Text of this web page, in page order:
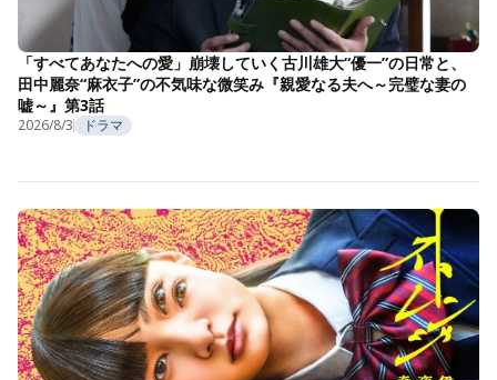
「すべてあなたへの愛」崩壊していく古川雄大“優一”の日常と、
田中麗奈“麻衣子”の不気味な微笑み『親愛なる夫へ～完璧な妻の
嘘～』第3話
2026/8/3 ドラマ